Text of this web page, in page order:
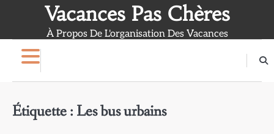
Vacances Pas Chères
À Propos De L'organisation Des Vacances
Étiquette : Les bus urbains